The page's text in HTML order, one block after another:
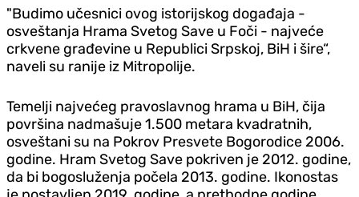
"Budimo učesnici ovog istorijskog događaja -
osveštanja Hrama Svetog Save u Foči - najveće
crkvene građevine u Republici Srpskoj, BiH i šire“,
naveli su ranije iz Mitropolije.
Temelji najvećeg pravoslavnog hrama u BiH, čija
površina nadmašuje 1.500 metara kvadratnih,
osveštani su na Pokrov Presvete Bogorodice 2006.
godine. Hram Svetog Save pokriven je 2012. godine,
da bi bogosluženja počela 2013. godine. Ikonostas